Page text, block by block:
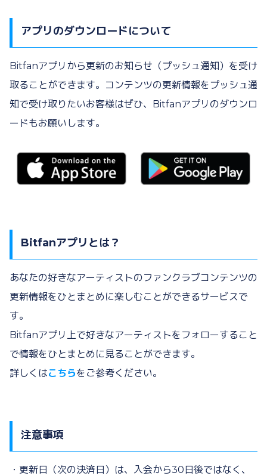
アプリのダウンロードについて
Bitfanアプリから更新のお知らせ（プッシュ通知）を受け
取ることができます。コンテンツの更新情報をプッシュ通
知で受け取りたいお客様はぜひ、Bitfanアプリのダウンロ
ードもお願いします。
Bitfanアプリとは？
あなたの好きなアーティストのファンクラブコンテンツの
更新情報をひとまとめに楽しむことができるサービスで
す。
Bitfanアプリ上で好きなアーティストをフォローすること
で情報をひとまとめに見ることができます。
詳しくはこちらをご参考ください。
注意事項
・更新日（次の決済日）は、入会から30日後ではなく、